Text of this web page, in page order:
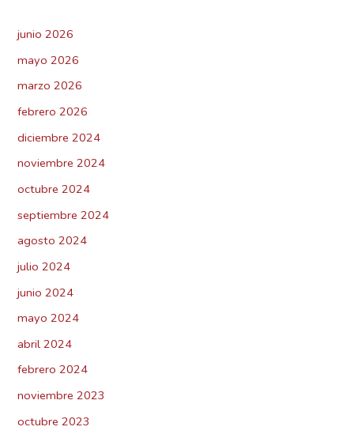
junio 2026
mayo 2026
marzo 2026
febrero 2026
diciembre 2024
noviembre 2024
octubre 2024
septiembre 2024
agosto 2024
julio 2024
junio 2024
mayo 2024
abril 2024
febrero 2024
noviembre 2023
octubre 2023